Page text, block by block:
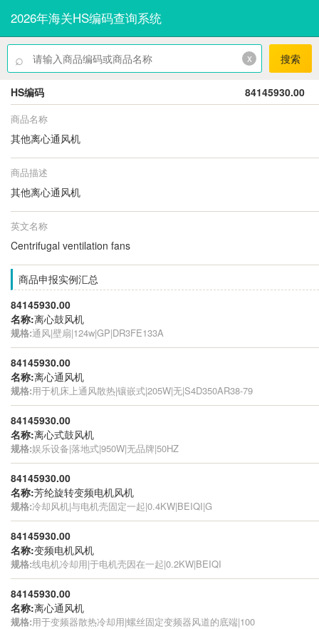
2026年海关HS编码查询系统
⌕ x 搜索
HS编码 84145930.00
商品名称
其他离心通风机
商品描述
其他离心通风机
英文名称
Centrifugal ventilation fans
商品申报实例汇总
84145930.00
名称:离心鼓风机
规格:通风|壁扇|124w|GP|DR3FE133A
84145930.00
名称:离心通风机
规格:用于机床上通风散热|镶嵌式|205W|无|S4D350AR38-79
84145930.00
名称:离心式鼓风机
规格:娱乐设备|落地式|950W|无品牌|50HZ
84145930.00
名称:芳纶旋转变频电机风机
规格:冷却风机|与电机壳固定一起|0.4KW|BEIQI|G
84145930.00
名称:变频电机风机
规格:线电机冷却用|于电机壳因在一起|0.2KW|BEIQI
84145930.00
名称:离心通风机
规格:用于变频器散热冷却用|螺丝固定变频器风道的底端|100